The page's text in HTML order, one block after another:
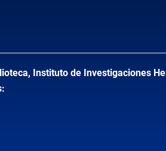
Instituto de Investigaciones